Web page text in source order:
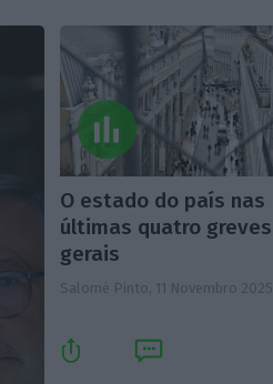
O estado do país nas
últimas quatro greves
gerais
Salomé Pinto, 11 Novembro 2025